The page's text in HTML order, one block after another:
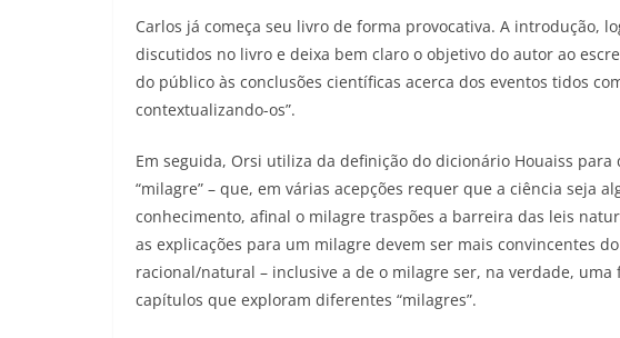
Carlos já começa seu livro de forma provocativa. A introdução,
discutidos no livro e deixa bem claro o objetivo do autor ao
do público às conclusões científicas acerca dos eventos tidos
contextualizando-os”.
Em seguida, Orsi utiliza da definição do dicionário Houaiss
“milagre” – que, em várias acepções requer que a ciência seja
conhecimento, afinal o milagre traspões a barreira das leis
as explicações para um milagre devem ser mais convincentes
racional/natural – inclusive a de o milagre ser, na verdade,
capítulos que exploram diferentes “milagres”.